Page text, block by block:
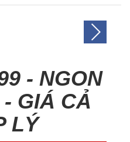
- NGON
GIÁ CẢ
LÝ